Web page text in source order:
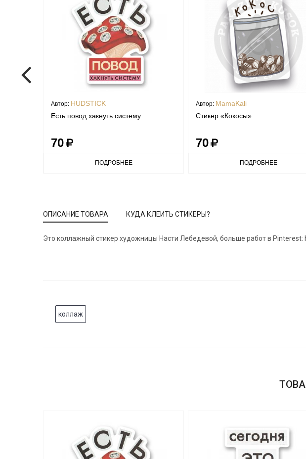
Автор: HUDSTICK
Есть повод хакнуть систему
70
ПОДРОБНЕЕ
Автор: MamaKali
Стикер «Кокосы»
70
ПОДРОБНЕЕ
ОПИСАНИЕ ТОВАРА КУДА КЛЕИТЬ СТИКЕРЫ?
Это коллажный стикер художницы Насти Лебедевой, больше работ в Pinterest:
коллаж